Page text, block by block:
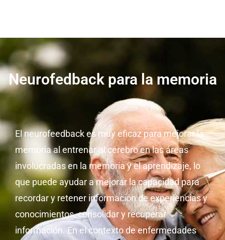
Neurofedback para la memoria
El neurofeedback es muy eficaz para mejorar la
memoria al entrenar al cerebro en las áreas
involucradas en la memoria y el aprendizaje, lo
que puede ayudar a mejorar la capacidad para
recordar y retener información de experiencias y
conocimientos, consolidar y recuperar
información. En el contexto de enfermedades